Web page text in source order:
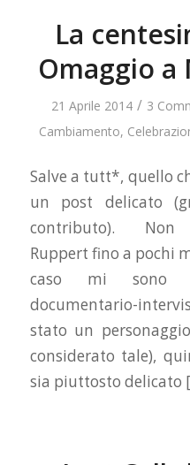
La
Omaggio a
21 Aprile 2014 / 3
Cambiamento,
Salve a tutt*, quello
un post delicato
contributo). Non
Ruppert fino a pochi
caso mi sono
documentario-
stato un
considerato tale),
sia piuttosto delicato